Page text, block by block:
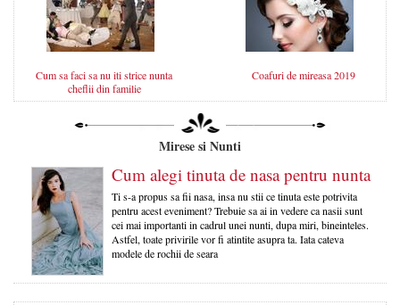
Cum sa faci sa nu iti strice nunta
cheflii din familie
Coafuri de mireasa 2019
Mirese si Nunti
Cum alegi tinuta de nasa pentru nunta
Ti s-a propus sa fii nasa, insa nu stii ce tinuta este potrivita
pentru acest eveniment? Trebuie sa ai in vedere ca nasii sunt
cei mai importanti in cadrul unei nunti, dupa miri, bineinteles.
Astfel, toate privirile vor fi atintite asupra ta. Iata cateva
modele de rochii de seara